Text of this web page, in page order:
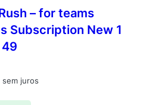
– for teams
Subscription New 1
49
sem juros